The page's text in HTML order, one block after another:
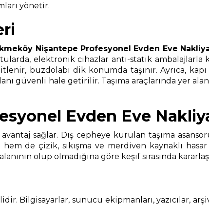
yönetir.
Nişantepe Profesyonel Evden Eve
elektronik cihazlar anti-statik ambalajlarla
buzdolabı dik konumda taşınır. Ayrıca,
hale getirilir. Taşıma araçlarında yer alan
Evden Eve
sağlar. Dış cepheye kurulan taşıma
de çizik, sıkışma ve merdiven kaynaklı
olup olmadığına göre keşif sırasında
Bilgisayarlar, sunucu ekipmanları, yazıcılar,